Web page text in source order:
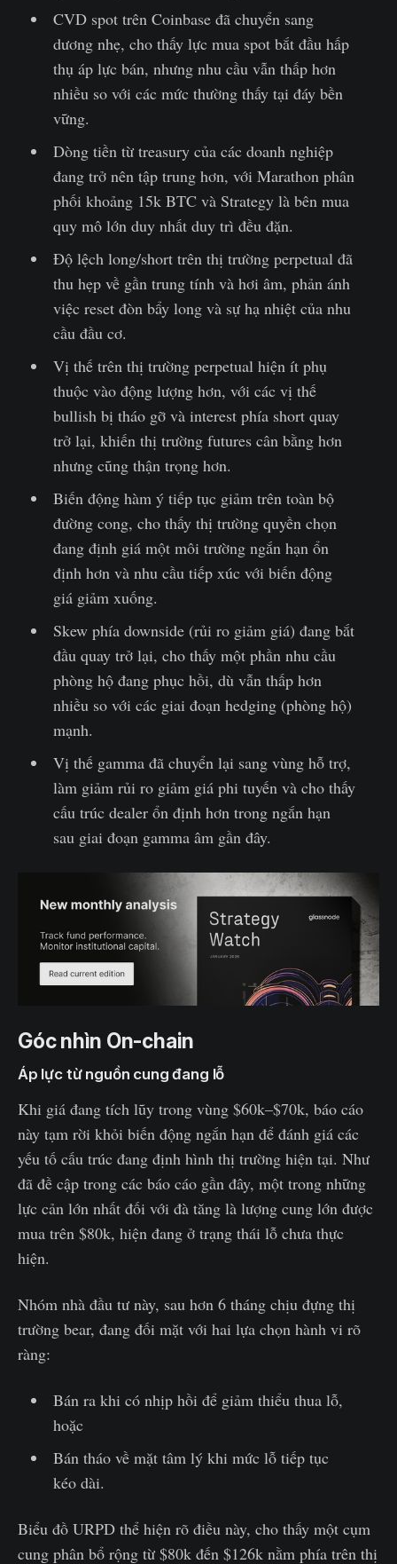
CVD spot trên Coinbase đã chuyển sang
dương nhẹ, cho thấy lực mua spot bắt đầu hấp
thụ áp lực bán, nhưng nhu cầu vẫn thấp hơn
nhiều so với các mức thường thấy tại đáy bền
vững.
Dòng tiền từ treasury của các doanh nghiệp
đang trở nên tập trung hơn, với Marathon phân
phối khoảng 15k BTC và Strategy là bên mua
quy mô lớn duy nhất duy trì đều đặn.
Độ lệch long/short trên thị trường perpetual đã
thu hẹp về gần trung tính và hơi âm, phản ánh
việc reset đòn bẩy long và sự hạ nhiệt của nhu
cầu đầu cơ.
Vị thế trên thị trường perpetual hiện ít phụ
thuộc vào động lượng hơn, với các vị thế
bullish bị tháo gỡ và interest phía short quay
trở lại, khiến thị trường futures cân bằng hơn
nhưng cũng thận trọng hơn.
Biến động hàm ý tiếp tục giảm trên toàn bộ
đường cong, cho thấy thị trường quyền chọn
đang định giá một môi trường ngắn hạn ổn
định hơn và nhu cầu tiếp xúc với biến động
giá giảm xuống.
Skew phía downside (rủi ro giảm giá) đang bắt
đầu quay trở lại, cho thấy một phần nhu cầu
phòng hộ đang phục hồi, dù vẫn thấp hơn
nhiều so với các giai đoạn hedging (phòng hộ)
mạnh.
Vị thế gamma đã chuyển lại sang vùng hỗ trợ,
làm giảm rủi ro giảm giá phi tuyến và cho thấy
cấu trúc dealer ổn định hơn trong ngắn hạn
sau giai đoạn gamma âm gần đây.
Góc nhìn On-chain
Áp lực từ nguồn cung đang lỗ
Khi giá đang tích lũy trong vùng $60k–$70k, báo cáo
này tạm rời khỏi biến động ngắn hạn để đánh giá các
yếu tố cấu trúc đang định hình thị trường hiện tại. Như
đã đề cập trong các báo cáo gần đây, một trong những
lực cản lớn nhất đối với đà tăng là lượng cung lớn được
mua trên $80k, hiện đang ở trạng thái lỗ chưa thực
hiện.
Nhóm nhà đầu tư này, sau hơn 6 tháng chịu đựng thị
trường bear, đang đối mặt với hai lựa chọn hành vi rõ
ràng:
Bán ra khi có nhịp hồi để giảm thiểu thua lỗ,
hoặc
Bán tháo về mặt tâm lý khi mức lỗ tiếp tục
kéo dài.
Biểu đồ URPD thể hiện rõ điều này, cho thấy một cụm
cung phân bổ rộng từ $80k đến $126k nằm phía trên thị